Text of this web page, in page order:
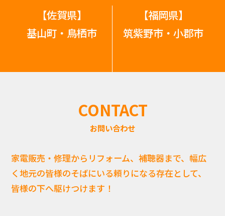
【佐賀県】
基山町・鳥栖市
【福岡県】
筑紫野市・小郡市
CONTACT
お問い合わせ
家電販売・修理からリフォーム、補聴器まで、幅広
く地元の皆様のそばにいる頼りになる存在として、
皆様の下へ駆けつけます！